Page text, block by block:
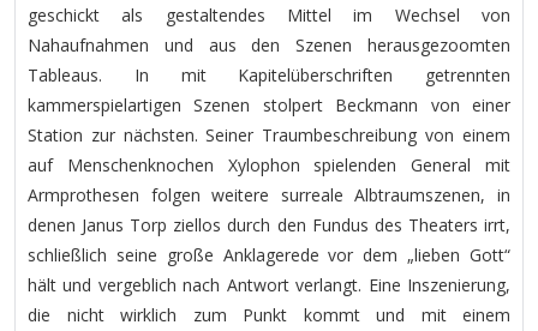
geschickt als gestaltendes Mittel im Wechsel von
Nahaufnahmen und aus den Szenen herausgezoomten
Tableaus. In mit Kapitelüberschriften getrennten
kammerspielartigen Szenen stolpert Beckmann von einer
Station zur nächsten. Seiner Traumbeschreibung von einem
auf Menschenknochen Xylophon spielenden General mit
Armprothesen folgen weitere surreale Albtraumszenen, in
denen Janus Torp ziellos durch den Fundus des Theaters irrt,
schließlich seine große Anklagerede vor dem „lieben Gott“
hält und vergeblich nach Antwort verlangt. Eine Inszenierung,
die nicht wirklich zum Punkt kommt und mit einem